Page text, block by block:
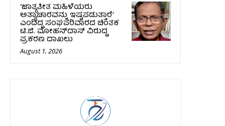
‘ಜಾತ್ಯತೀತ ಮಹಿಳೆಯರು
ಅತ್ಯಾಚಾರವನ್ನು ಇಷ್ಟಪಡುತ್ತಾರೆ’
ಎಂದಿದ್ದ ಸಂಘಪರಿವಾರದ ಚಿಂತಕ
ಟಿ.ಜಿ. ಮೋಹನ್‌ದಾಸ್ ವಿರುದ್ಧ
ಪ್ರಕರಣ ದಾಖಲು
August 1, 2026